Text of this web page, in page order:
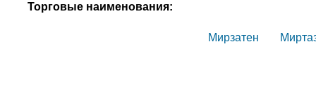
Торговые наименования:
Мирзатен